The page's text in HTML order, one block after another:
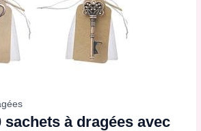
sachets à dragées avec